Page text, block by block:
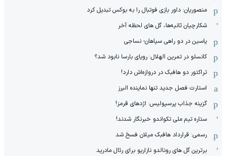
منصوریان: داور بازی فوتبال را به بوکس تبدیل کرد
شکارچیان ثانیه‌ها، گل های لحظه آخر
یاسین در دو راهی سپاهان- نساجی
کانسلو در تمرین الهلال: رویای بارسا نابود شد؟
تراکتور دو هافبک در دروازه‌اش دارد!
استارت فصل جدید تنها نماینده البرز
گزینه جذاب پرسپولیس: اژدهای قرمز!
ستاره تیم ملی تکواندو خبرنگار شدند!
رسمی: قرارداد هافبک میلان فسخ شد
برترین گل های رونالدو نازاریو برای رئال مادرید